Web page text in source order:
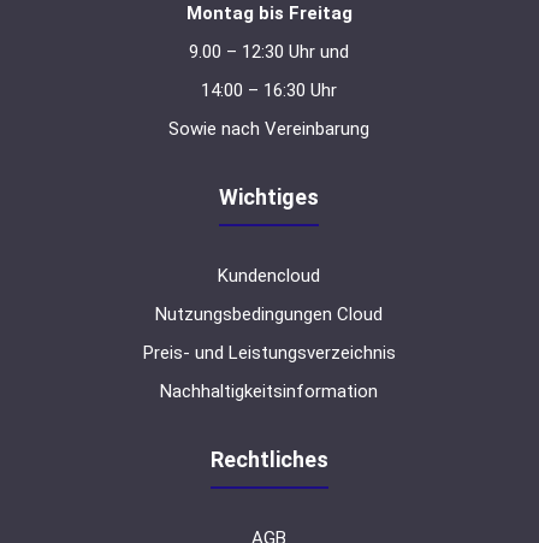
Montag bis Freitag
9.00 – 12:30 Uhr und
14:00 – 16:30 Uhr
Sowie nach Vereinbarung
Rechtliches
AGB
Wichtiges
Kundencloud
Nutzungsbedingungen Cloud
Preis- und Leistungsverzeichnis
Nachhaltigkeitsinformation